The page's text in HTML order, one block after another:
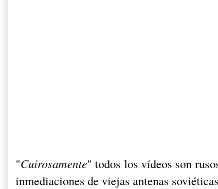
"Cuirosamente" todos los vídeos son
inmediaciones de viejas antenas